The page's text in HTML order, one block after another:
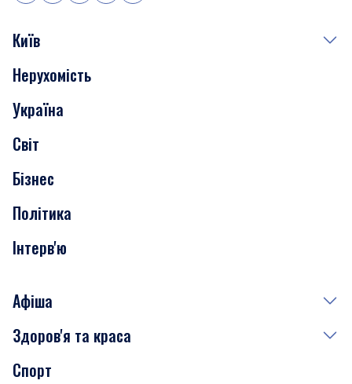
Київ
Події
Скандали
Нерухомість
Транспорт
Нерухомість
Україна
Світ
Бізнес
Політика
Інтерв'ю
Афіша
Сьогодні
Завтра
Здоров'я та краса
Спорт